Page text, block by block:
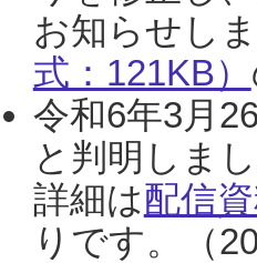
お知らせし
式：121KB）
令和6年3月
と判明しま
詳細は配信
りです。（